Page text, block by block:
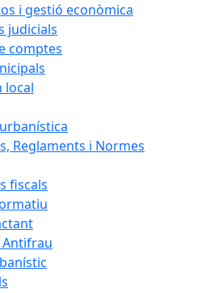
i gestió econòmica
judicials
comptes
local
Reglaments i Normes
fiscals
Antifrau